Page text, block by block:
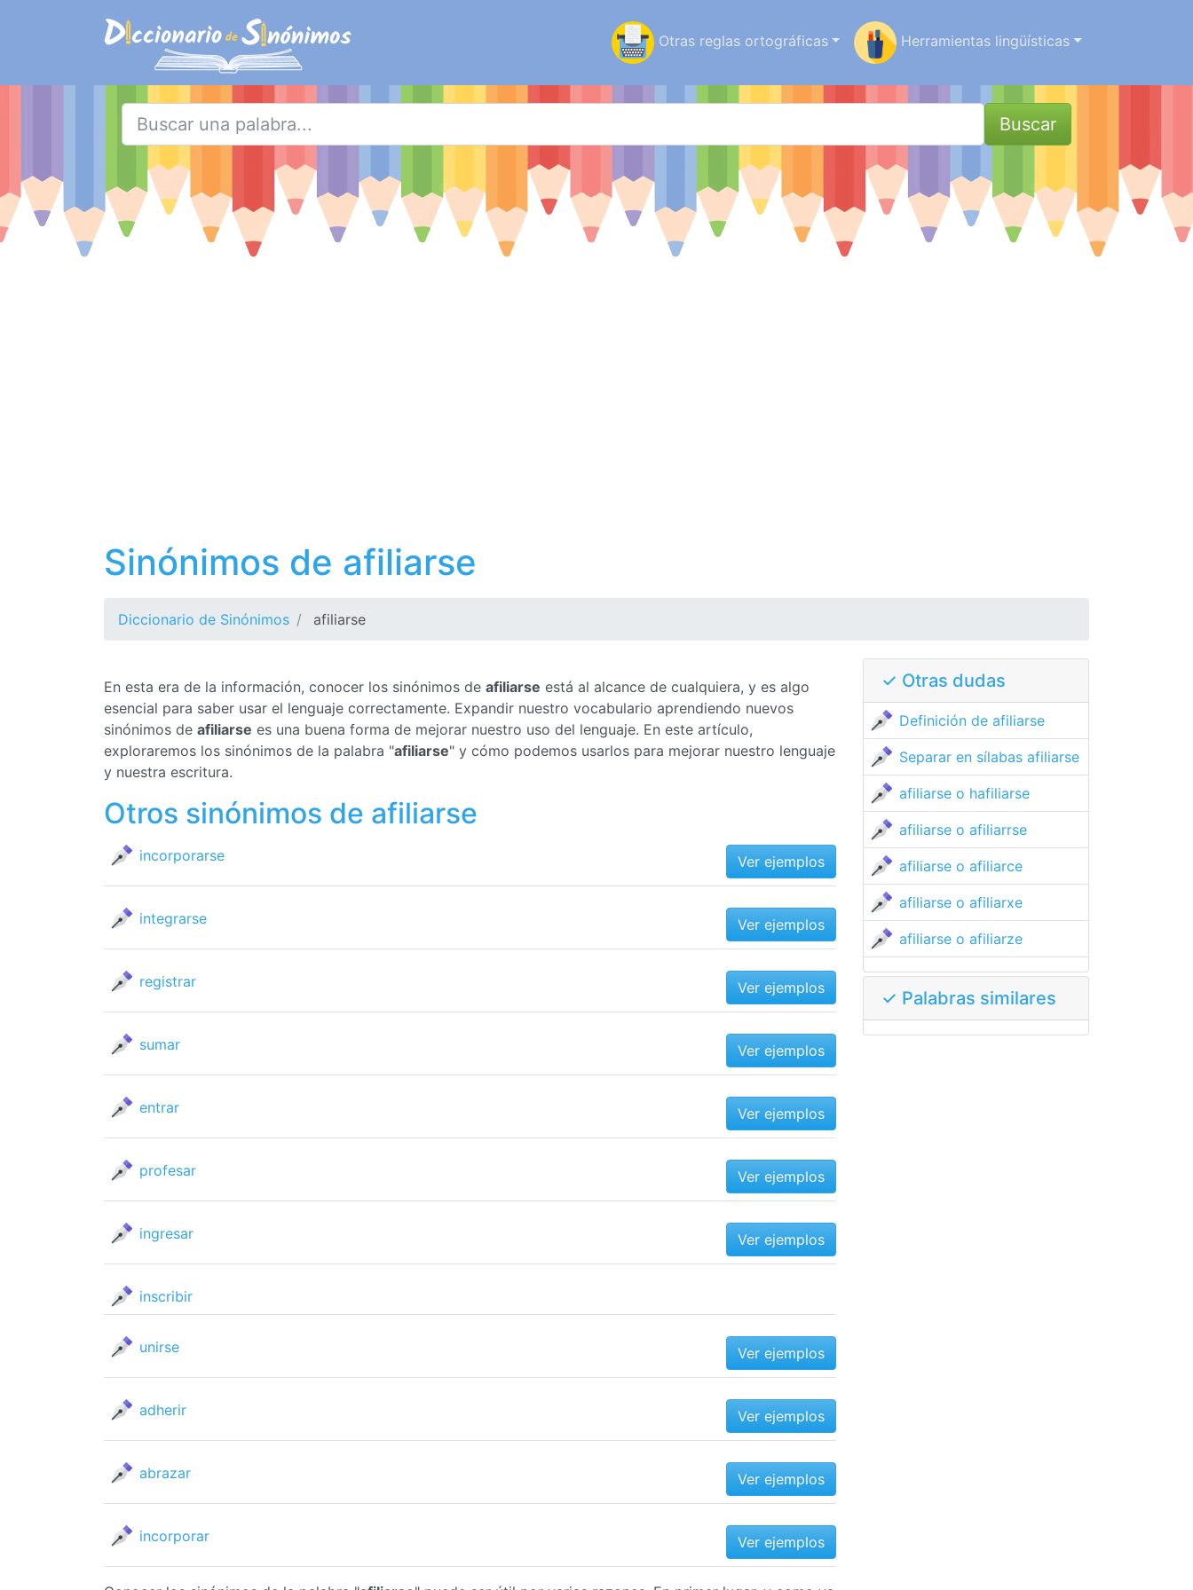
Otras reglas ortográficas Herramientas lingüísticas
Buscar
Sinónimos de afiliarse
Diccionario de Sinónimos afiliarse
En esta era de la información, conocer los sinónimos de afiliarse está al alcance de cualquiera, y es algo
esencial para saber usar el lenguaje correctamente. Expandir nuestro vocabulario aprendiendo nuevos
sinónimos de afiliarse es una buena forma de mejorar nuestro uso del lenguaje. En este artículo,
exploraremos los sinónimos de la palabra "afiliarse" y cómo podemos usarlos para mejorar nuestro lenguaje
y nuestra escritura.
Otros sinónimos de afiliarse
incorporarse Ver ejemplos
integrarse Ver ejemplos
registrar Ver ejemplos
sumar Ver ejemplos
entrar Ver ejemplos
profesar Ver ejemplos
ingresar Ver ejemplos
inscribir
unirse Ver ejemplos
adherir Ver ejemplos
abrazar Ver ejemplos
incorporar Ver ejemplos
✓ Otras dudas
Definición de afiliarse
Separar en sílabas afiliarse
afiliarse o hafiliarse
afiliarse o afiliarrse
afiliarse o afiliarce
afiliarse o afiliarxe
afiliarse o afiliarze
✓ Palabras similares